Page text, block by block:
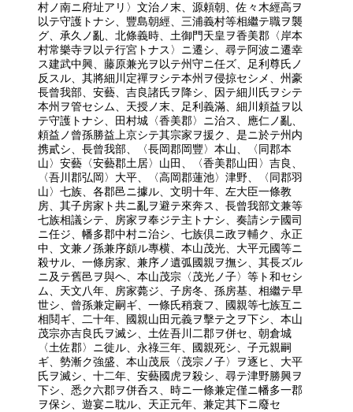
村ノ南ニ府址アリ〉文治ノ末、源頼朝、佐々木經高ヲ
以テ守護トナシ、豐島朝經、三浦義村等相繼テ職ヲ襲
グ、承久ノ亂、北條義時、土御門天皇ヲ香美郡〈岸本
村常樂寺ヲ以テ行宮トナス〉ニ遷シ、尋テ阿波ニ遷幸
ス建武中興、藤原兼光ヲ以テ州守ニ任ズ、足利尊氏ノ
反スル、其將細川定禪ヲシテ本州ヲ侵掠セシメ、州豪
長曾我部、安藝、吉良諸氏ヲ降シ、因テ細川氏ヲシテ
本州ヲ管セシム、天授ノ末、足利義滿、細川頼益ヲ以
テ守護トナシ、田村城〈香美郡〉ニ治ス、應仁ノ亂、
頼益ノ曾孫勝益上京シテ其宗家ヲ援ク、是ニ於テ州内
携貳シ、長曾我部、〈長岡郡岡豐〉本山、〈同郡本
山〉安藝〈安藝郡土居〉山田、〈香美郡山田〉吉良、
〈吾川郡弘岡〉大平、〈高岡郡蓮池〉津野、〈同郡羽
山〉七族、各郡邑ニ據ル、文明十年、左大臣一條教
房、其子房家ト共ニ亂ヲ避テ來奔ス、長曾我部文兼等
七族相議シテ、房家ヲ奉ジテ主トナシ、奏請シテ國司
ニ任ジ、幡多郡中村ニ治シ、七族倶ニ政ヲ輔ク、永正
中、文兼ノ孫兼序頗ル專横、本山茂光、大平元國等ニ
殺サル、一條房家、兼序ノ遺弧國親ヲ撫シ、其長ズル
ニ及テ舊邑ヲ與ヘ、本山茂宗〈茂光ノ子〉等ト和セシ
ム、天文八年、房家薨ジ、子房冬、孫房基、相繼テ早
世シ、曾孫兼定嗣ギ、一條氏稍衰フ、國親等七族互ニ
相鬩ギ、二十年、國親山田元義ヲ擊テ之ヲ下シ、本山
茂宗亦吉良氏ヲ滅シ、土佐吾川二郡ヲ併セ、朝倉城
〈土佐郡〉ニ徙ル、永祿三年、國親死シ、子元親嗣
ギ、勢漸ク強盛、本山茂辰〈茂宗ノ子〉ヲ逐ヒ、大平
氏ヲ滅シ、十二年、安藝國虎ヲ殺シ、尋テ津野勝興ヲ
下シ、悉ク六郡ヲ併呑ス、時ニ一條兼定僅ニ幡多一郡
ヲ保シ、遊宴ニ耽ル、天正元年、兼定其下ニ廢セ